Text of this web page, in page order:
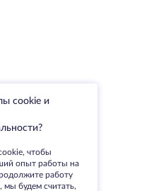
cookie и
чтобы
опыт работы на
работу
мы будем считать,